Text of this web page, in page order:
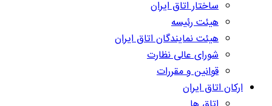
ساختار اتاق ایران
هیئت رئیسه
هیئت نمایندگان اتاق ایران
شورای عالی نظارت
قوانین و مقررات
ارکان اتاق ایران